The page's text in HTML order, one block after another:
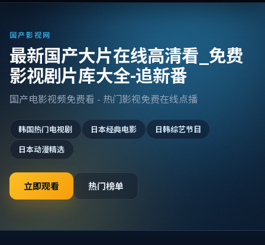
国产影视网
最新国产大片在线高清看_免费
影视剧片库大全-追新番
国产电影视频免费看 - 热门影视免费在线点播
韩国热门电视剧 日本经典电影
日韩综艺节目
日本动漫精选
立即观看 热门榜单